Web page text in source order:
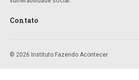
Contato
© 2026 Instituto Fazendo Acontecer